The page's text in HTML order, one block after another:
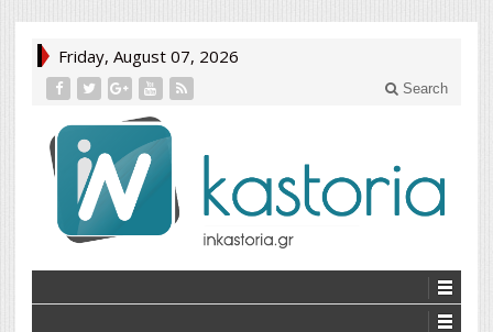
Friday, August 07, 2026
Search